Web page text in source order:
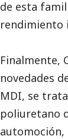
de esta
rendimiento
Finalmente,
novedades
MDI, se
poliuretano
automoción,